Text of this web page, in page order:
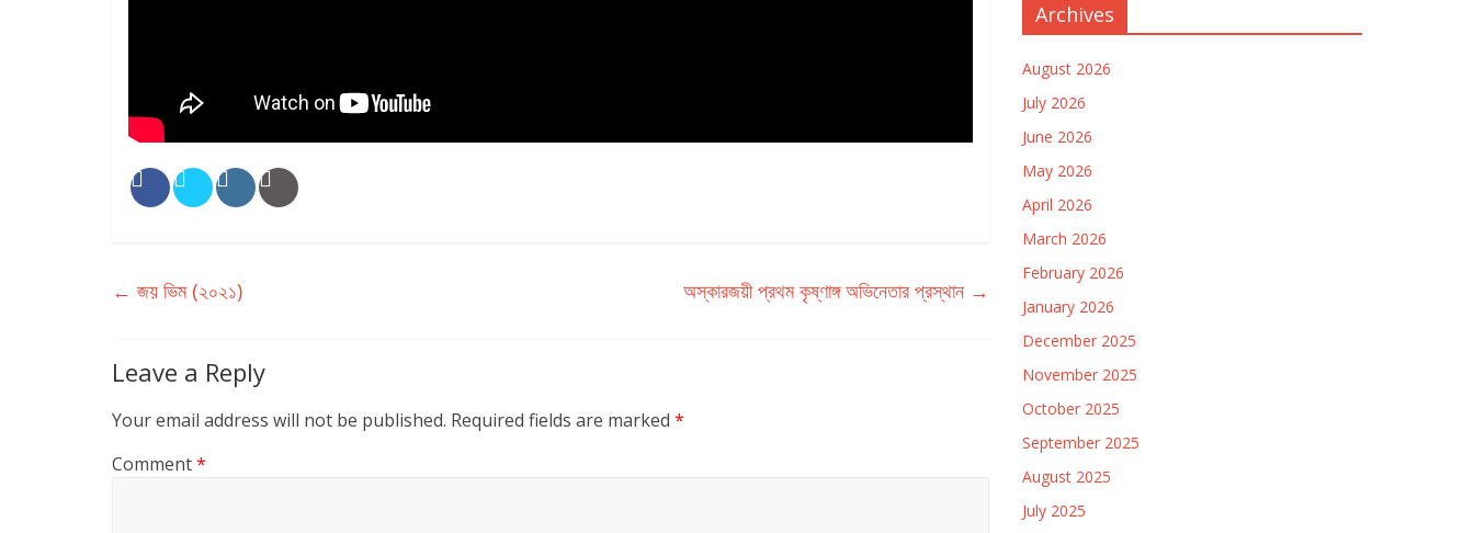
← জয় ভিম (২০২১) অস্কারজয়ী প্রথম কৃষ্ণাঙ্গ অভিনেতার প্রস্থান →
Leave a Reply
Your email address will not be published. Required fields are marked *
Comment*
Archives
August 2026
July 2026
June 2026
May 2026
April 2026
March 2026
February 2026
January 2026
December 2025
November 2025
October 2025
September 2025
August 2025
July 2025